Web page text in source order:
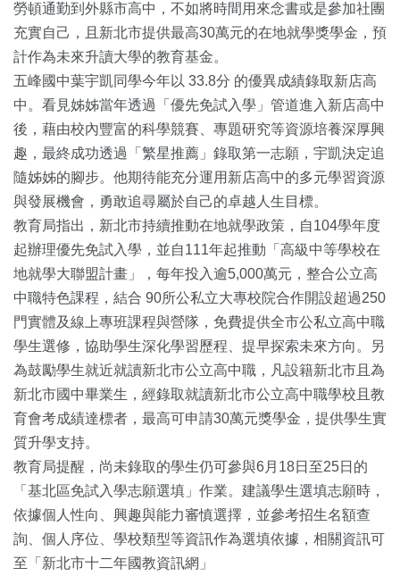
勞頓通勤到外縣市高中，不如將時間用來念書或是參加社團
充實自己，且新北市提供最高30萬元的在地就學獎學金，預
計作為未來升讀大學的教育基金。
五峰國中葉宇凱同學今年以 33.8分 的優異成績錄取新店高
中。看見姊姊當年透過「優先免試入學」管道進入新店高中
後，藉由校內豐富的科學競賽、專題研究等資源培養深厚興
趣，最終成功透過「繁星推薦」錄取第一志願，宇凱決定追
隨姊姊的腳步。他期待能充分運用新店高中的多元學習資源
與發展機會，勇敢追尋屬於自己的卓越人生目標。
教育局指出，新北市持續推動在地就學政策，自104學年度
起辦理優先免試入學，並自111年起推動「高級中等學校在
地就學大聯盟計畫」，每年投入逾5,000萬元，整合公立高
中職特色課程，結合 90所公私立大專校院合作開設超過250
門實體及線上專班課程與營隊，免費提供全市公私立高中職
學生選修，協助學生深化學習歷程、提早探索未來方向。另
為鼓勵學生就近就讀新北市公立高中職，凡設籍新北市且為
新北市國中畢業生，經錄取就讀新北市公立高中職學校且教
育會考成績達標者，最高可申請30萬元獎學金，提供學生實
質升學支持。
教育局提醒，尚未錄取的學生仍可參與6月18日至25日的
「基北區免試入學志願選填」作業。建議學生選填志願時，
依據個人性向、興趣與能力審慎選擇，並參考招生名額查
詢、個人序位、學校類型等資訊作為選填依據，相關資訊可
至「新北市十二年國教資訊網」